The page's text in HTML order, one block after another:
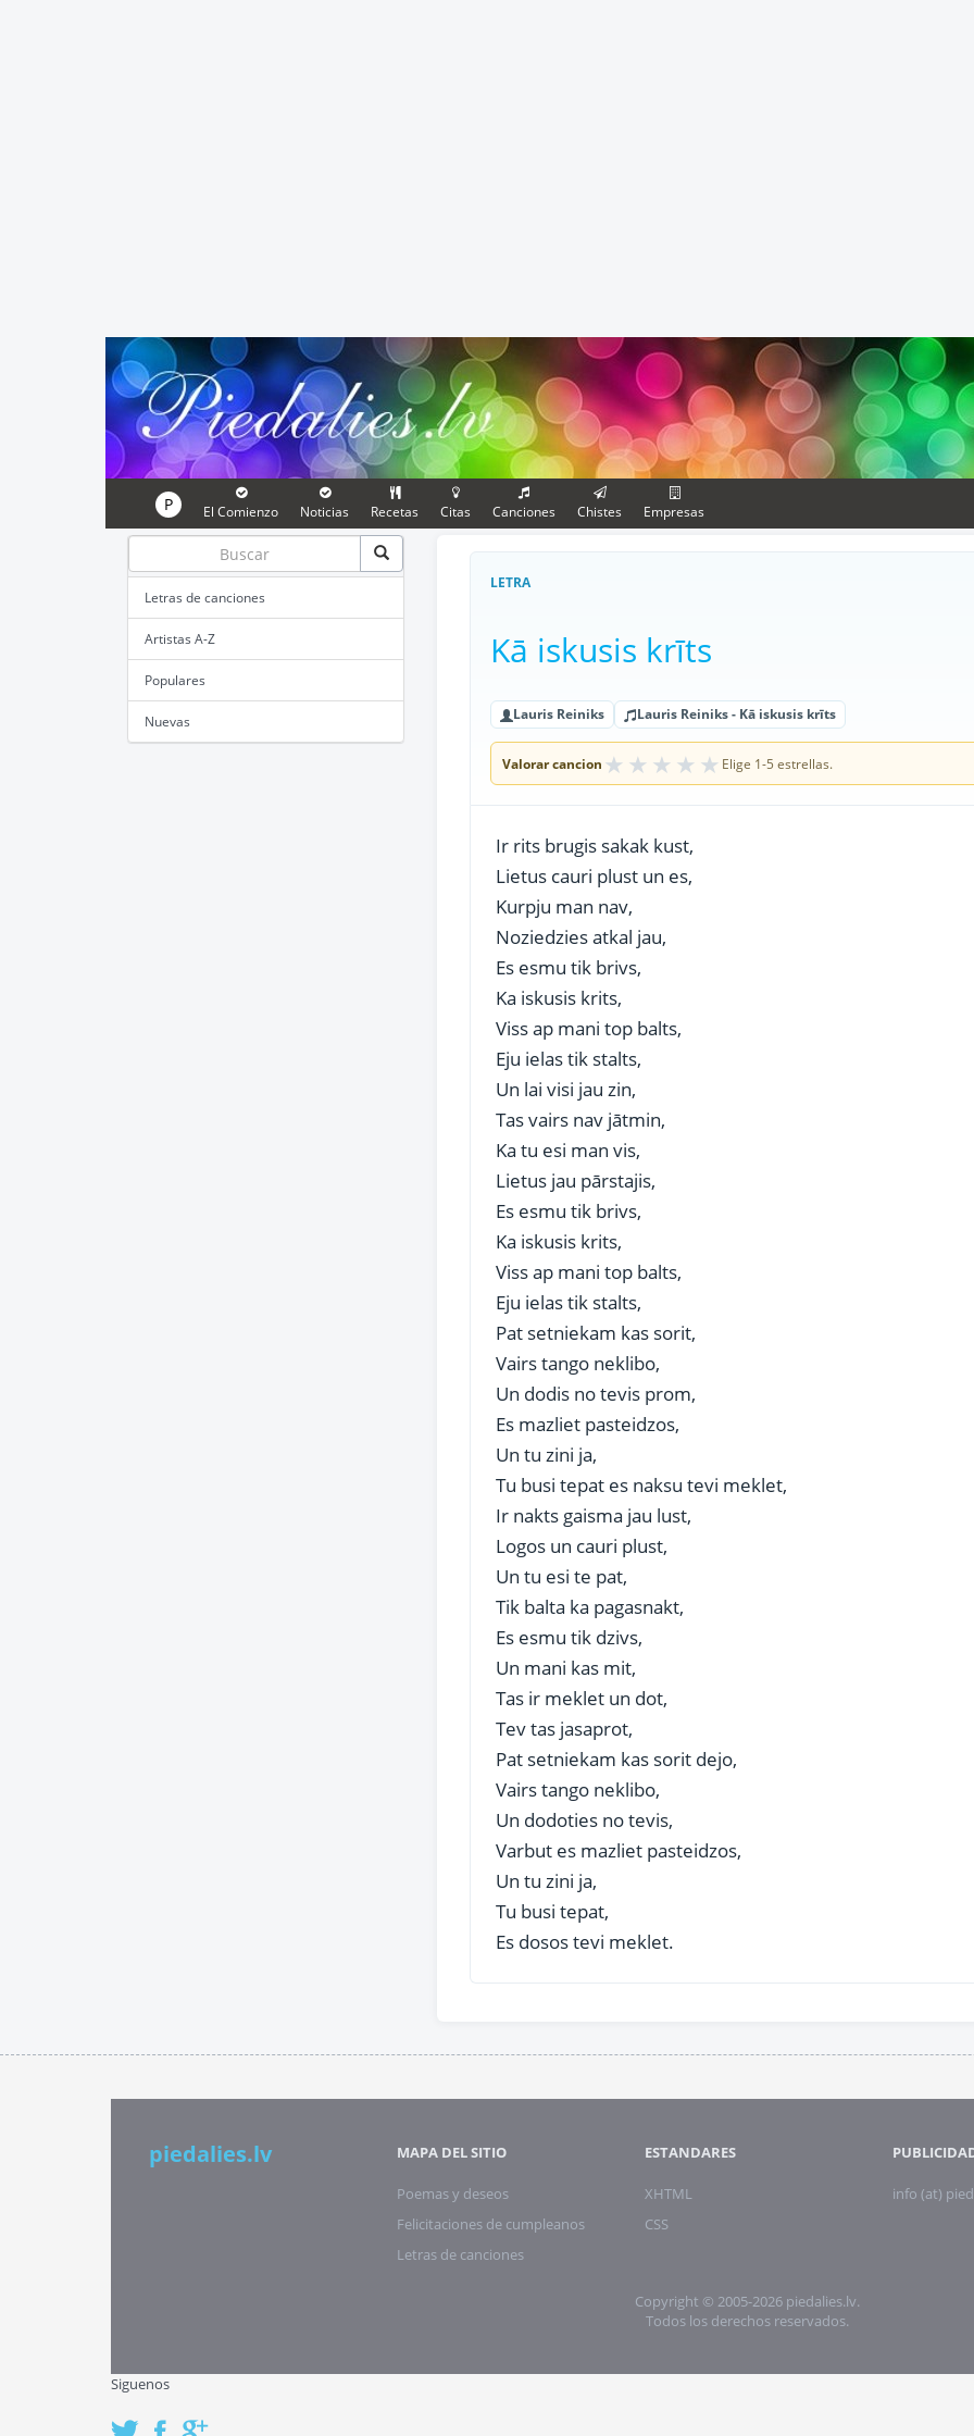
P El Comienzo Noticias Recetas Citas Canciones Chistes Empresas
Letras de canciones
Artistas A-Z
Populares
Nuevas
LETRA
Kā iskusis krīts
Lauris Reiniks Lauris Reiniks - Kā iskusis krīts
Valorar cancion ★ ★ ★ ★ ★ Elige 1-5 estrellas.
Ir rits brugis sakak kust,
Lietus cauri plust un es,
Kurpju man nav,
Noziedzies atkal jau,
Es esmu tik brivs,
Ka iskusis krits,
Viss ap mani top balts,
Eju ielas tik stalts,
Un lai visi jau zin,
Tas vairs nav jātmin,
Ka tu esi man vis,
Lietus jau pārstajis,
Es esmu tik brivs,
Ka iskusis krits,
Viss ap mani top balts,
Eju ielas tik stalts,
Pat setniekam kas sorit,
Vairs tango neklibo,
Un dodis no tevis prom,
Es mazliet pasteidzos,
Un tu zini ja,
Tu busi tepat es naksu tevi meklet,
Ir nakts gaisma jau lust,
Logos un cauri plust,
Un tu esi te pat,
Tik balta ka pagasnakt,
Es esmu tik dzivs,
Un mani kas mit,
Tas ir meklet un dot,
Tev tas jasaprot,
Pat setniekam kas sorit dejo,
Vairs tango neklibo,
Un dodoties no tevis,
Varbut es mazliet pasteidzos,
Un tu zini ja,
Tu busi tepat,
Es dosos tevi meklet.
piedalies.lv MAPA DEL SITIO
Poemas y deseos
Felicitaciones de cumpleanos
Letras de canciones
ESTANDARES
XHTML
CSS
info (at)
Copyright © 2005-2026 piedalies.lv.
Todos los derechos reservados.
Siguenos